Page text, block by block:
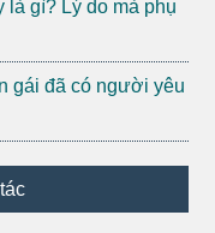
là gì? Lý do mà phụ
gái đã có người yêu